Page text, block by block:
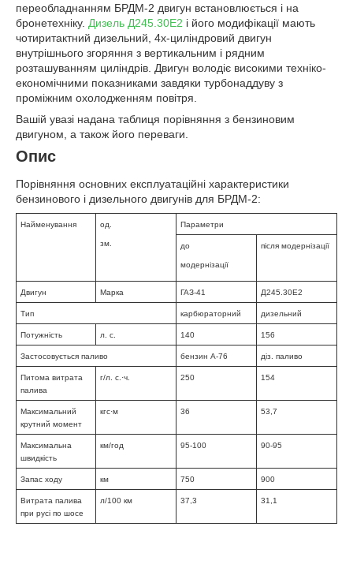
переобладнанням БРДМ-2 двигун встановлюється і на
бронетехніку. Дизель Д245.30Е2 і його модифікації мають
чотиритактний дизельний, 4х-циліндровий двигун
внутрішнього згоряння з вертикальним і рядним
розташуванням циліндрів. Двигун володіє високими техніко-
економічними показниками завдяки турбонаддуву з
проміжним охолодженням повітря.
Вашій увазі надана таблиця порівняння з бензиновим
двигуном, а також його переваги.
Опис
Порівняння основних експлуатаційні характеристики
бензинового і дизельного двигунів для БРДМ-2:
Найменування од.
зм.
Параметри
до
модернізації
після модернізації
Двигун Марка ГАЗ-41 Д245.30Е2
Тип карбюраторний дизельний
Потужність л. с. 140 156
Застосовується паливо бензин А-76 діз. паливо
Питома витрата
палива
г/л. с.·ч. 250 154
Максимальний
крутний момент
кгс·м 36 53,7
Максимальна
швидкість
км/год 95-100 90-95
Запас ходу км 750 900
Витрата палива
при русі по шосе
л/100 км 37,3 31,1